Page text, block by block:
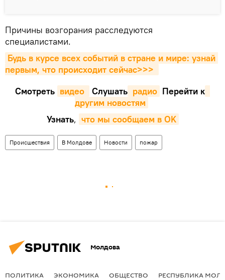
Причины возгорания расследуются
специалистами.
Будь в курсе всех событий в стране и мире: узнай
первым, что происходит сейчаc>>>
Смотреть видео Cлушать радио Перейти к
другим новостям
Узнать, что мы сообщаем в OK
Происшествия В Молдове Новости пожар
Молдова
ПОЛИТИКА ЭКОНОМИКА ОБЩЕСТВО РЕСПУБЛИКА